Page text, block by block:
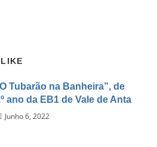
Tubarão na Banheira”, de
ano da EB1 de Vale de Anta
Junho 6, 2022